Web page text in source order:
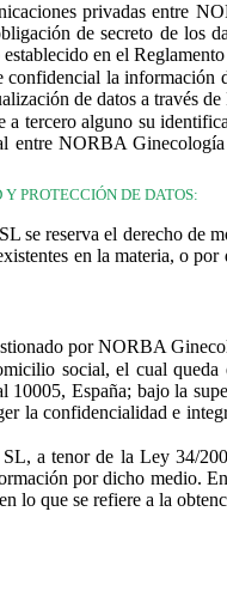
privadas entre
de secreto de los
en el
la información
de datos a través
a tercero alguno su
entre NORBA
PROTECCIÓN DE DATOS:
se reserva el derecho de
en la materia, o
por NORBA
social, el cual
10005, España; bajo la
la confidencialidad e
a tenor de la Ley 34/
por dicho medio.
lo que se refiere a la